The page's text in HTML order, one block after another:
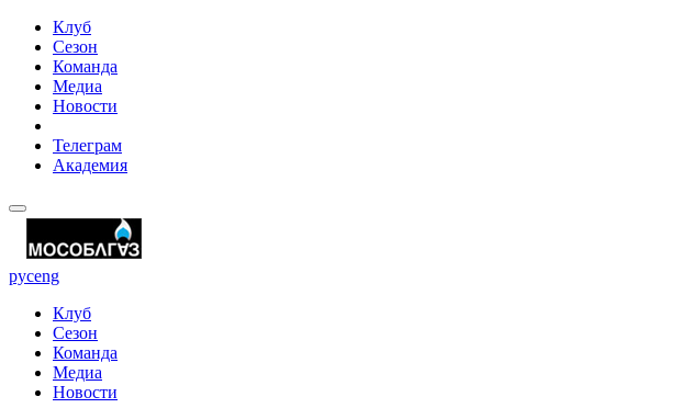
Клуб
Сезон
Команда
Медиа
Новости
Телеграм
Академия
русeng
Клуб
Сезон
Команда
Медиа
Новости